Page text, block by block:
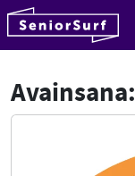
Hyppää sisältöön
Avainsana: